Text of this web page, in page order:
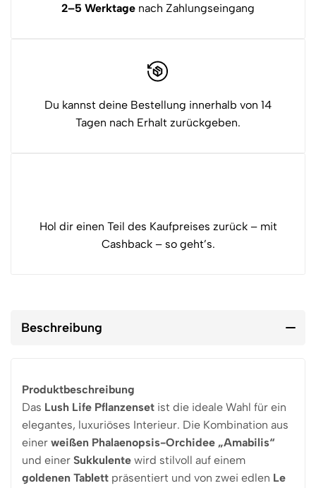
2–5 Werktage nach Zahlungseingang
Du kannst deine Bestellung innerhalb von 14
Tagen nach Erhalt zurückgeben.
Hol dir einen Teil des Kaufpreises zurück – mit
Cashback – so geht’s.
Beschreibung
Produktbeschreibung
Das Lush Life Pflanzenset ist die ideale Wahl für ein
elegantes, luxuriöses Interieur. Die Kombination aus
einer weißen Phalaenopsis-Orchidee „Amabilis“
und einer Sukkulente wird stilvoll auf einem
goldenen Tablett präsentiert und von zwei edlen Le